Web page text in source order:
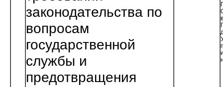
законодательства по
вопросам
государственной
службы и
предотвращения